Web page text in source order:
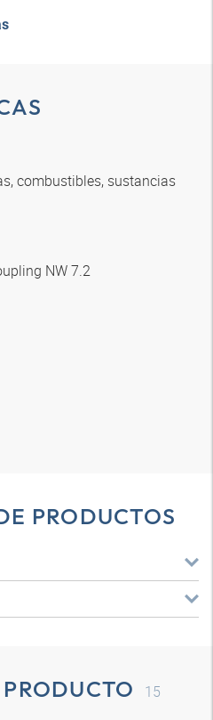
combustibles, sustancias
NW 7.2
PRODUCTOS
15